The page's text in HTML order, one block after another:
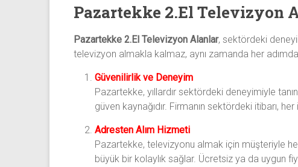
Pazartekke 2.El Televizyon
Pazartekke 2.El Televizyon Alanlar, sektördeki
televizyon almakla kalmaz, aynı zamanda her
Güvenilirlik ve Deneyim
Pazartekke, yıllardır sektördeki deneyimiyle
güven kaynağıdır. Firmanın sektördeki itibarı,
Adresten Alım Hizmeti
Pazartekke, televizyonu almak için müşteriyle
büyük bir kolaylık sağlar. Ücretsiz ya da uygun